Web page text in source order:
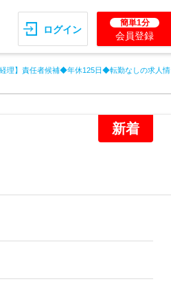
ログイン
簡単1分
会員登録
理】責任者候補◆年休125日◆転勤なしの求人情
新着